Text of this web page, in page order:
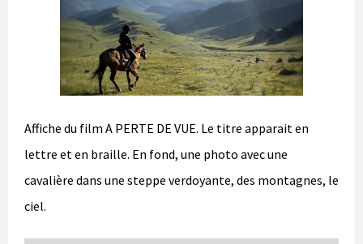
Affiche du film A PERTE DE VUE. Le titre apparait en
lettre et en braille. En fond, une photo avec une
cavalière dans une steppe verdoyante, des montagnes, le
ciel.